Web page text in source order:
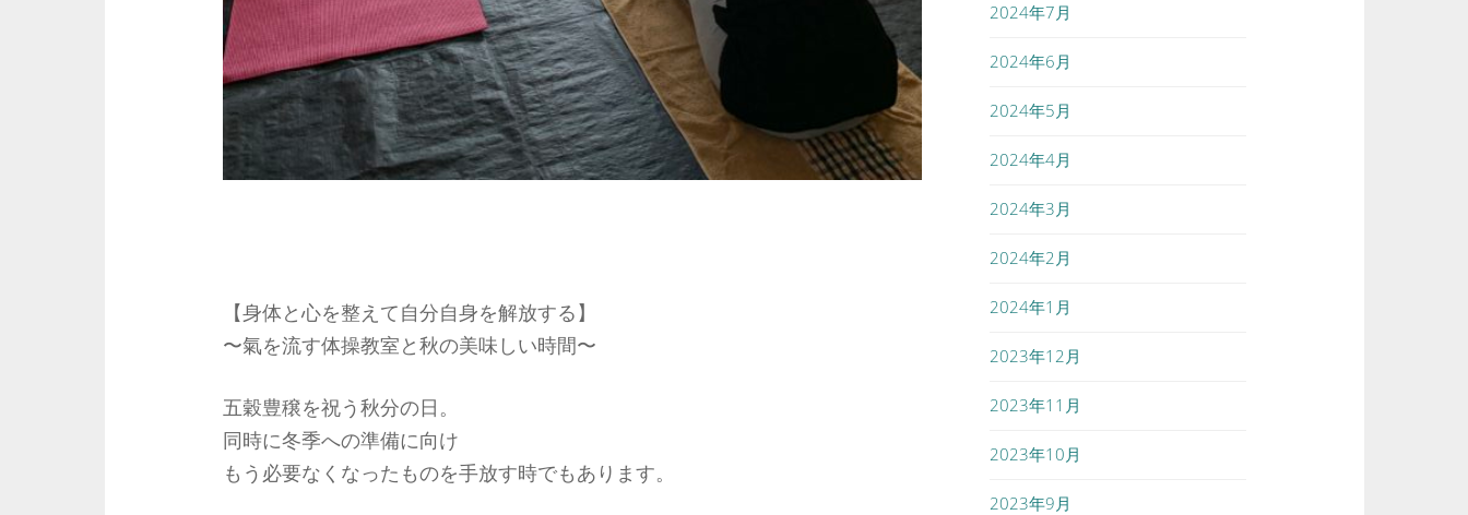
【身体と心を整えて自分自身を解放する】
〜氣を流す体操教室と秋の美味しい時間〜
五穀豊穣を祝う秋分の日。
同時に冬季への準備に向け
もう必要なくなったものを手放す時でもあります。
2024年7月
2024年6月
2024年5月
2024年4月
2024年3月
2024年2月
2024年1月
2023年12月
2023年11月
2023年10月
2023年9月